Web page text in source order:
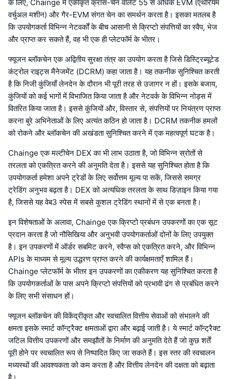
के लिए, Chainge में एकीकृत क्रॉस-चेन वॉलेट 55 से अधिक EVM (एथेरियम
वर्चुअल मशीन) और गैर-EVM संगत चेन का समर्थन करता है। इसका मतलब है
कि उपयोगकर्ता विभिन्न नेटवर्कों के बीच आसानी से क्रिप्टो संपत्तियों का स्वैप, भेज
और प्राप्त कर सकते हैं, वह भी एक ही प्लेटफॉर्म के भीतर।
फ्यूजन ब्लॉकचेन एक अद्वितीय सुरक्षा तंत्र का उपयोग करता है जिसे डिस्ट्रिब्यूटेड
कंट्रोल राइट्स मैनेजमेंट (DCRM) कहा जाता है। यह तकनीक सुनिश्चित करती
है कि निजी कुंजियाँ लेनदेन के दौरान भी पूरी तरह से उजागर न हों। इसके बजाय,
कुंजियों को कई भागों में विभाजित किया जाता है और नेटवर्क के विभिन्न नोड्स में
वितरित किया जाता है। इससे कुंजियों और, विस्तार से, संपत्तियों पर नियंत्रण प्राप्त
करना बुरे अभिनेताओं के लिए अत्यंत कठिन हो जाता है। DCRM तकनीक हमलों
को रोकने और ब्लॉकचेन की अखंडता सुनिश्चित करने में एक महत्वपूर्ण घटक है।
Chainge एक मल्टीचेन DEX का भी लाभ उठाता है, जो विभिन्न स्रोतों से
तरलता को एकत्रित करने की अनुमति देता है। इससे यह सुनिश्चित होता है कि
उपयोगकर्ता हमेशा अपने ट्रेडों के लिए सर्वोत्तम मूल्य पा सकें, जिससे समग्र
ट्रेडिंग अनुभव बढ़ता है। DEX को अत्यधिक तरलता के साथ डिज़ाइन किया गया
है, जिससे यह वेब3 स्पेस में सबसे कुशल ट्रेडिंग स्थानों में से एक बनता है।
इन विशेषताओं के अलावा, Chainge एक क्रिप्टो प्रबंधन उपकरणों का एक सूट
प्रदान करता है जो नौसिखिया और अनुभवी उपयोगकर्ताओं दोनों के लिए उपयुक्त
है। इन उपकरणों में ऑर्डर सबमिट करने, स्वैप्स को एकत्रित करने, और विभिन्न
APIs के माध्यम से मूल्य उद्धरण प्राप्त करने की कार्यक्षमताएँ शामिल हैं।
Chainge प्लेटफॉर्म के भीतर इन उपकरणों का एकीकरण यह सुनिश्चित करता है
कि उपयोगकर्ताओं के पास अपने क्रिप्टो संपत्तियों को प्रभावी ढंग से प्रबंधित करने
के लिए सभी संसाधन हों।
फ्यूजन ब्लॉकचेन की विकेंद्रीकृत और स्वचालित वित्तीय सेवाओं को संभालने की
क्षमता इसके स्मार्ट कॉन्ट्रैक्ट क्षमताओं द्वारा और बढ़ाई जाती है। ये स्मार्ट कॉन्ट्रैक्ट
जटिल वित्तीय उपकरणों और समझौतों के निर्माण की अनुमति देते हैं जो कुछ शर्तें
पूरी होने पर स्वचालित रूप से निष्पादित किए जा सकते हैं। इस स्तर की स्वचालन
मध्यस्थों की आवश्यकता को कम करता है और वित्तीय लेनदेन की दक्षता को बढ़ाता